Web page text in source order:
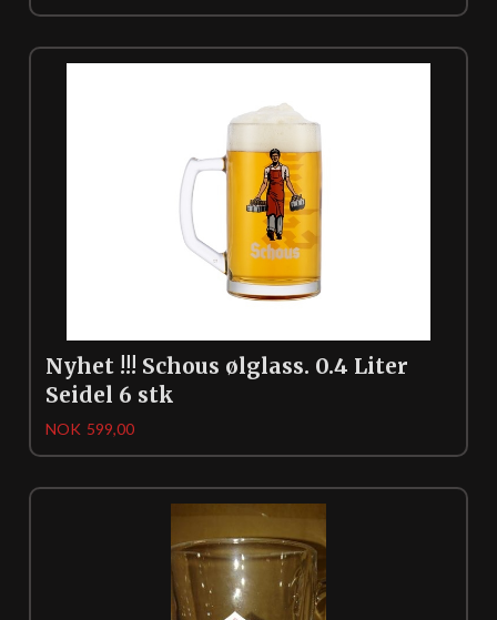
Nyhet !!! Schous ølglass. 0.4 Liter
Seidel 6 stk
Pris
NOK 599,00